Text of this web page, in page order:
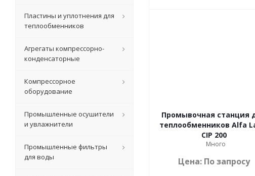
Промывочная станция
теплообменников Alfa
CIP 200
Много
Цена: По запросу
Пластины и уплотнения для
теплообменников
Агрегаты компрессорно-
конденсаторные
Компрессорное
оборудование
Промышленные осушители
и увлажнители
Промышленные фильтры
для воды